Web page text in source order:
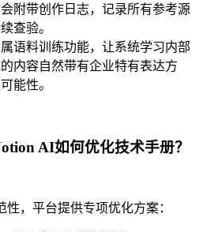
附带创作日志，记录所有参考源
查验。
语料训练功能，让系统学习内部
内容自然带有企业特有表达方
能性。
AI如何优化技术手册？
，平台提供专项优化方案：